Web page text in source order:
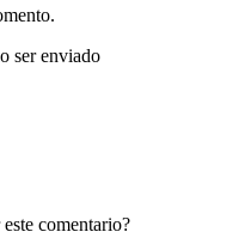
ser enviado
comentario?